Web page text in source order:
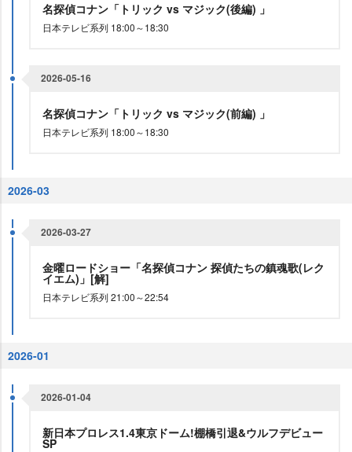
名探偵コナン「トリック vs マジック(後編) 」
日本テレビ系列 18:00～18:30
2026-05-16
名探偵コナン「トリック vs マジック(前編) 」
日本テレビ系列 18:00～18:30
2026-03
2026-03-27
金曜ロードショー「名探偵コナン 探偵たちの鎮魂歌(レク
イエム)」[解]
日本テレビ系列 21:00～22:54
2026-01
2026-01-04
新日本プロレス1.4東京ドーム!棚橋引退&ウルフデビュー
SP